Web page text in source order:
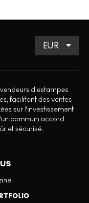
d'estampes
facilitant des ventes
sur l'investissement.
commun accord
et sécurisé.